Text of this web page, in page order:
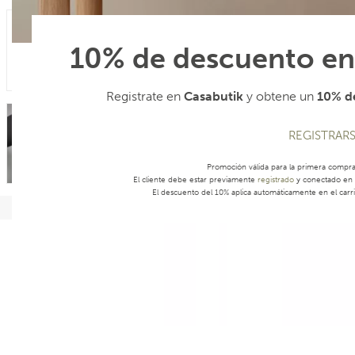
10% de descuento
Registrate en Casabutik y obtene un 10%
Promoción válida para la primera
El cliente debe estar previamente registrado y conectado en
El descuento del 10% aplica automáticamente en el